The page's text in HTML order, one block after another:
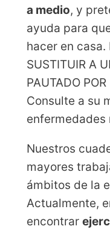
a medio, y
ayuda para
hacer en casa.
SUSTITUIR A
PAUTADO
Consulte a su
enfermedades
Nuestros
mayores
ámbitos de la
Actualmente,
encontrar